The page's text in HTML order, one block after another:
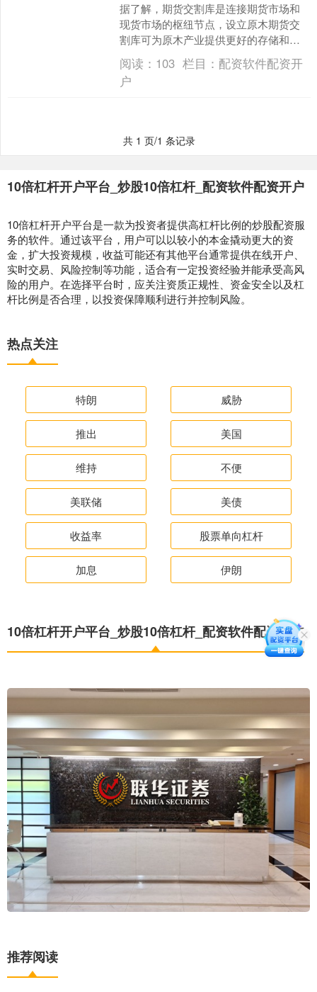
据了解，期货交割库是连接期货市场和
现货市场的枢纽节点，设立原木期货交
割库可为原木产业提供更好的存储和交
割标准，增加交易的灵活性、便利性，
提高进口以及国产原木的市....
阅读： 103 栏目： 配资软件配资开
户
共 1 页/1 条记录
10倍杠杆开户平台_炒股10倍杠杆_配资软件配资开户
10倍杠杆开户平台是一款为投资者提供高杠杆比例的炒股配资服
务的软件。通过该平台，用户可以以较小的本金撬动更大的资
金，扩大投资规模，收益可能还有其他平台通常提供在线开户、
实时交易、风险控制等功能，适合有一定投资经验并能承受高风
险的用户。在选择平台时，应关注资质正规性、资金安全以及杠
杆比例是否合理，以投资保障顺利进行并控制风险。
热点关注
特朗 威胁
推出 美国
维持 不便
美联储 美债
收益率 股票单向杠杆
加息 伊朗
10倍杠杆开户平台_炒股10倍杠杆_配资软件配资开户
推荐阅读